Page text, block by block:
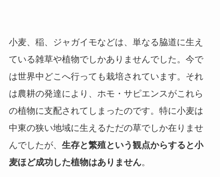
小麦、稲、ジャガイモなどは、単なる脇道に生え
ている雑草や植物でしかありませんでした。今で
は世界中どこへ行っても栽培されています。それ
は農耕の発達により、ホモ・サピエンスがこれら
の植物に支配されてしまったのです。特に小麦は
中東の狭い地域に生えるただの草でしか在りませ
んでしたが、 生存と繁殖という観点からすると小
麦ほど成功した植物はありません。